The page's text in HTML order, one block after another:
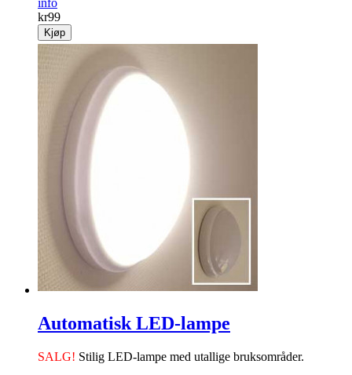
info
kr99
Kjøp
Automatisk LED-lampe
SALG! Stilig LED-lampe med utallige bruksområder.